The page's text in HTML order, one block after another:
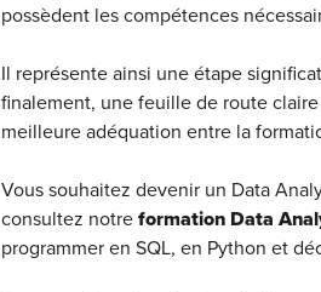
possèdent les compétences
Il représente ainsi une étape
finalement, une feuille de route
meilleure adéquation entre la
Vous souhaitez devenir un Data
consultez notreformation Data
programmer en SQL, en Python et